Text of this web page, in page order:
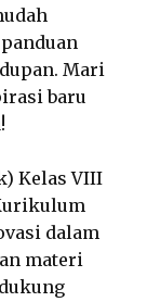
Mari
baru
Kelas VIII
dalam
materi